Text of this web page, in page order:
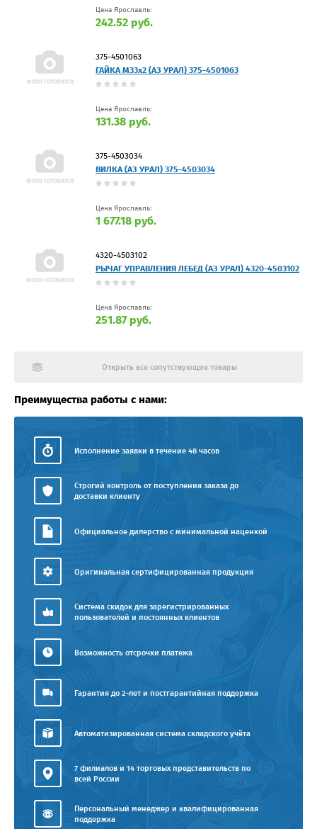
Цена Ярославль:
242.52 руб.
375-4501063
ГАЙКА М33х2 (АЗ УРАЛ) 375-4501063
Цена Ярославль:
131.38 руб.
375-4503034
ВИЛКА (АЗ УРАЛ) 375-4503034
Цена Ярославль:
1 677.18 руб.
4320-4503102
РЫЧАГ УПРАВЛЕНИЯ ЛЕБЕД (АЗ УРАЛ) 4320-4503102
Цена Ярославль:
251.87 руб.
Открыть все сопутствующие товары
Преимущества работы с нами:
Исполнение заявки в течение 48 часов
Строгий контроль от поступления заказа до
доставки клиенту
Официальное дилерство с минимальной наценкой
Оригинальная сертифицированная продукция
Система скидок для зарегистрированных
пользователей и постоянных клиентов
Возможность отсрочки платежа
Гарантия до 2-лет и постгарантийная поддержка
Автоматизированная система складского учёта
7 филиалов и 14 торговых представительств по
всей России
Персональный менеджер и квалифицированная
поддержка